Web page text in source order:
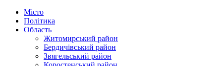
Місто
Політика
Область
Житомирський район
Бердичівський район
Звягельський район